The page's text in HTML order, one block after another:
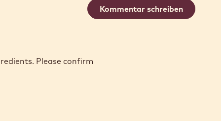
Kommentar schreiben
Please confirm